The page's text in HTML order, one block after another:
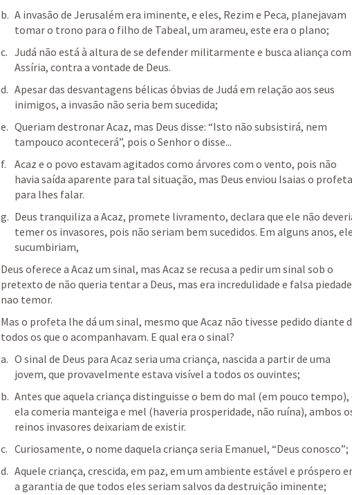
A invasão de Jerusalém era iminente, e eles, Rezim e Peca, planejavam
tomar o trono para o filho de Tabeal, um arameu, este era o plano;
Judá não está à altura de se defender militarmente e busca aliança com
Assíria, contra a vontade de Deus.
Apesar das desvantagens bélicas óbvias de Judá em relação aos seus
inimigos, a invasão não seria bem sucedida;
Queriam destronar Acaz, mas Deus disse: “Isto não subsistirá, nem
tampouco acontecerá”, pois o Senhor o disse...
Acaz e o povo estavam agitados como árvores com o vento, pois não
havia saída aparente para tal situação, mas Deus enviou Isaias o
para lhes falar.
Deus tranquiliza a Acaz, promete livramento, declara que ele não
temer os invasores, pois não seriam bem sucedidos. Em alguns anos,
sucumbiriam,
Deus oferece a Acaz um sinal, mas Acaz se recusa a pedir um sinal sob o
pretexto de não queria tentar a Deus, mas era incredulidade e falsa
nao temor.
Mas o profeta lhe dá um sinal, mesmo que Acaz não tivesse pedido diante
todos os que o acompanhavam. E qual era o sinal?
O sinal de Deus para Acaz seria uma criança, nascida a partir de uma
jovem, que provavelmente estava visível a todos os ouvintes;
Antes que aquela criança distinguisse o bem do mal (em pouco tempo),
ela comeria manteiga e mel (haveria prosperidade, não ruína), ambos
reinos invasores deixariam de existir.
Curiosamente, o nome daquela criança seria Emanuel, “Deus conosco”;
Aquele criança, crescida, em paz, em um ambiente estável e próspero
a garantia de que todos eles seriam salvos da destruição iminente;